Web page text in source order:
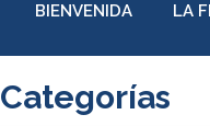
BIENVENIDA LA
Categorías